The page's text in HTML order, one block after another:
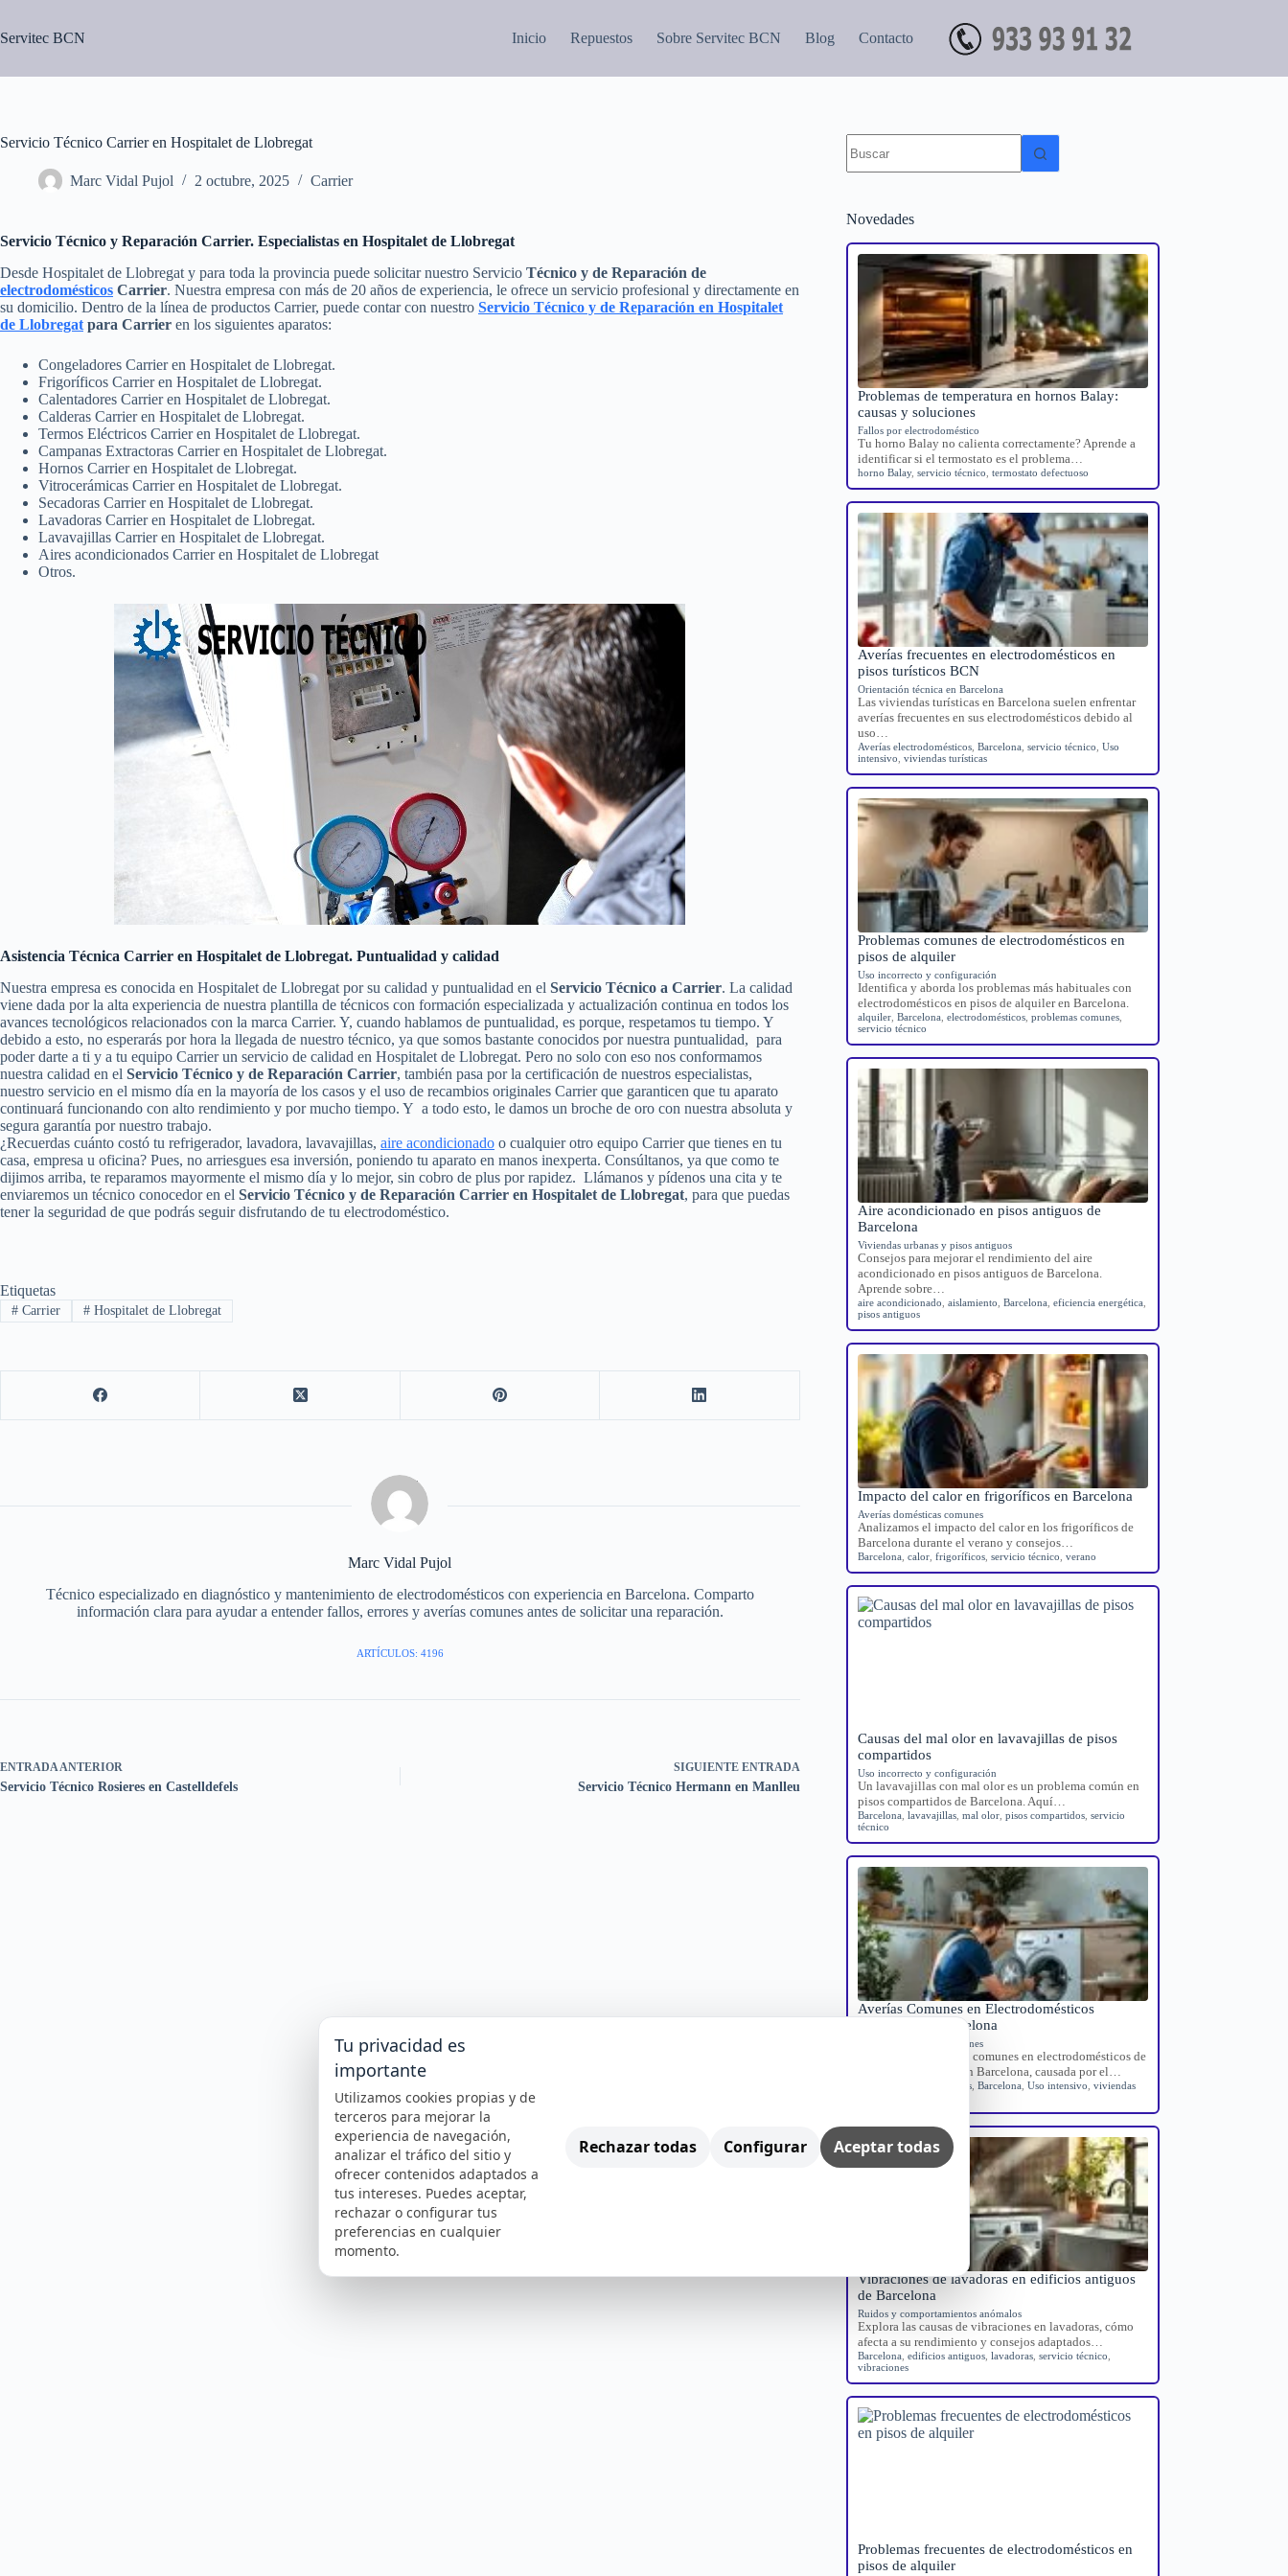
contenido
Servitec BCN Inicio Repuestos Sobre Servitec BCN Blog Contacto
Servicio Técnico Carrier en Hospitalet de Llobregat
Marc Vidal Pujol 2 octubre, 2025 Carrier
Servicio Técnico y Reparación Carrier. Especialistas en Hospitalet de Llobregat
Desde Hospitalet de Llobregat y para toda la provincia puede solicitar nuestro Servicio Técnico y de Reparación de
electrodomésticos Carrier. Nuestra empresa con más de 20 años de experiencia, le ofrece un servicio profesional y directamente en
su domicilio. Dentro de la línea de productos Carrier, puede contar con nuestro Servicio Técnico y de Reparación en Hospitalet
de Llobregat para Carrier en los siguientes aparatos:
Congeladores Carrier en Hospitalet de Llobregat.
Frigoríficos Carrier en Hospitalet de Llobregat.
Calentadores Carrier en Hospitalet de Llobregat.
Calderas Carrier en Hospitalet de Llobregat.
Termos Eléctricos Carrier en Hospitalet de Llobregat.
Campanas Extractoras Carrier en Hospitalet de Llobregat.
Hornos Carrier en Hospitalet de Llobregat.
Vitrocerámicas Carrier en Hospitalet de Llobregat.
Secadoras Carrier en Hospitalet de Llobregat.
Lavadoras Carrier en Hospitalet de Llobregat.
Lavavajillas Carrier en Hospitalet de Llobregat.
Aires acondicionados Carrier en Hospitalet de Llobregat
Otros.
Asistencia Técnica Carrier en Hospitalet de Llobregat. Puntualidad y calidad
Nuestra empresa es conocida en Hospitalet de Llobregat por su calidad y puntualidad en el Servicio Técnico a Carrier. La calidad
viene dada por la alta experiencia de nuestra plantilla de técnicos con formación especializada y actualización continua en todos los
avances tecnológicos relacionados con la marca Carrier. Y, cuando hablamos de puntualidad, es porque, respetamos tu tiempo. Y
debido a esto, no esperarás por hora la llegada de nuestro técnico, ya que somos bastante conocidos por nuestra puntualidad, para
poder darte a ti y a tu equipo Carrier un servicio de calidad en Hospitalet de Llobregat. Pero no solo con eso nos conformamos
nuestra calidad en el Servicio Técnico y de Reparación Carrier, también pasa por la certificación de nuestros especialistas,
nuestro servicio en el mismo día en la mayoría de los casos y el uso de recambios originales Carrier que garanticen que tu aparato
continuará funcionando con alto rendimiento y por mucho tiempo. Y a todo esto, le damos un broche de oro con nuestra absoluta y
segura garantía por nuestro trabajo.
¿Recuerdas cuánto costó tu refrigerador, lavadora, lavavajillas, aire acondicionado o cualquier otro equipo Carrier que tienes en tu
casa, empresa u oficina? Pues, no arriesgues esa inversión, poniendo tu aparato en manos inexperta. Consúltanos, ya que como te
dijimos arriba, te reparamos mayormente el mismo día y lo mejor, sin cobro de plus por rapidez. Llámanos y pídenos una cita y te
enviaremos un técnico conocedor en el Servicio Técnico y de Reparación Carrier en Hospitalet de Llobregat, para que puedas
tener la seguridad de que podrás seguir disfrutando de tu electrodoméstico.
Etiquetas
#Carrier #Hospitalet de Llobregat
Marc Vidal Pujol
Técnico especializado en diagnóstico y mantenimiento de electrodomésticos con experiencia en Barcelona. Comparto
información clara para ayudar a entender fallos, errores y averías comunes antes de solicitar una reparación.
ARTÍCULOS: 4196
ENTRADA ANTERIOR
Servicio Técnico Rosieres en Castelldefels
SIGUIENTE ENTRADA
Servicio Técnico Hermann en Manlleu
resultados
Novedades
Problemas de temperatura en hornos Balay:
causas y soluciones
Fallos por electrodoméstico
Tu horno Balay no calienta correctamente? Aprende a
identificar si el termostato es el problema…
horno Balay,servicio técnico ,termostato defectuoso
Averías frecuentes en electrodomésticos en
pisos turísticos BCN
Orientación técnica en Barcelona
Las viviendas turísticas en Barcelona suelen enfrentar
averías frecuentes en sus electrodomésticos debido al
uso…
Averías electrodomésticos ,Barcelona ,servicio técnico ,Uso
intensivo ,viviendas turísticas
Problemas comunes de electrodomésticos en
pisos de alquiler
Uso incorrecto y configuración
Identifica y aborda los problemas más habituales con
electrodomésticos en pisos de alquiler en Barcelona.
alquiler ,Barcelona ,electrodomésticos ,problemas comunes
servicio técnico
Aire acondicionado en pisos antiguos de
Barcelona
Viviendas urbanas y pisos antiguos
Consejos para mejorar el rendimiento del aire
acondicionado en pisos antiguos de Barcelona.
Aprende sobre…
aire acondicionado ,aislamiento ,Barcelona ,eficiencia energética
pisos antiguos
Impacto del calor en frigoríficos en Barcelona
Averías domésticas comunes
Analizamos el impacto del calor en los frigoríficos de
Barcelona durante el verano y consejos…
Barcelona ,calor ,frigoríficos ,servicio técnico ,verano
Causas del mal olor en lavavajillas de pisos
compartidos
Uso incorrecto y configuración
Un lavavajillas con mal olor es un problema común en
pisos compartidos de Barcelona. Aquí…
Barcelona ,lavavajillas ,mal olor ,pisos compartidos ,servicio
técnico
Averías Comunes en Electrodomésticos
Turísticos en Barcelona
Averías domésticas comunes
Guía sobre las averías comunes en electrodomésticos de
viviendas turísticas en Barcelona, causada por el…
Averías electrodomésticos ,Barcelona ,Uso intensivo ,viviendas
Vibraciones de lavadoras en edificios antiguos
de Barcelona
Ruidos y comportamientos anómalos
Explora las causas de vibraciones en lavadoras, cómo
afecta a su rendimiento y consejos adaptados…
Barcelona ,edificios antiguos ,lavadoras ,servicio técnico
vibraciones
Problemas frecuentes de electrodomésticos en
pisos de alquiler
Tu privacidad es
importante
Utilizamos cookies propias y de
terceros para mejorar la
experiencia de navegación,
analizar el tráfico del sitio y
ofrecer contenidos adaptados a
tus intereses. Puedes aceptar,
rechazar o configurar tus
preferencias en cualquier
momento.
Rechazar todas Configurar Aceptar todas